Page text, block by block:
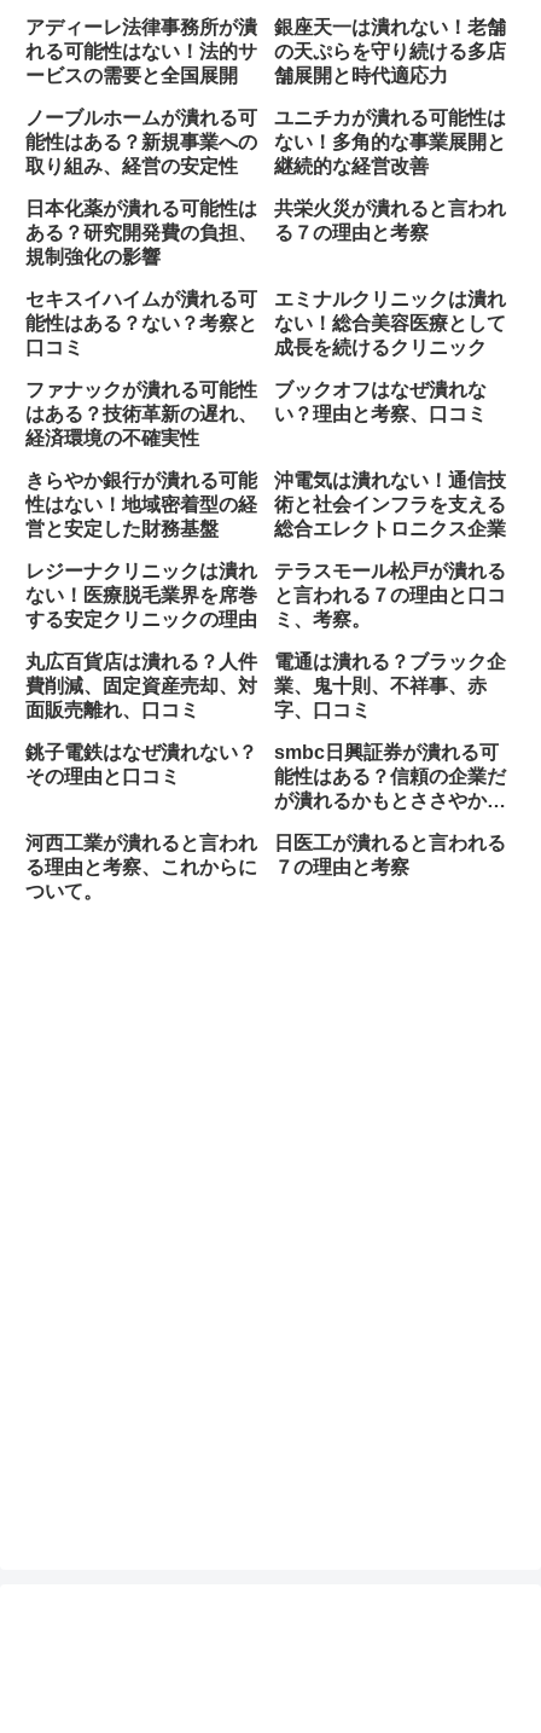
アディーレ法律事務所が潰
れる可能性はない！法的サ
ービスの需要と全国展開
銀座天一は潰れない！老舗
の天ぷらを守り続ける多店
舗展開と時代適応力
ノーブルホームが潰れる可
能性はある？新規事業への
取り組み、経営の安定性
ユニチカが潰れる可能性は
ない！多角的な事業展開と
継続的な経営改善
日本化薬が潰れる可能性は
ある？研究開発費の負担、
規制強化の影響
共栄火災が潰れると言われ
る７の理由と考察
セキスイハイムが潰れる可
能性はある？ない？考察と
口コミ
エミナルクリニックは潰れ
ない！総合美容医療として
成長を続けるクリニック
ファナックが潰れる可能性
はある？技術革新の遅れ、
経済環境の不確実性
ブックオフはなぜ潰れな
い？理由と考察、口コミ
きらやか銀行が潰れる可能
性はない！地域密着型の経
営と安定した財務基盤
沖電気は潰れない！通信技
術と社会インフラを支える
総合エレクトロニクス企業
レジーナクリニックは潰れ
ない！医療脱毛業界を席巻
する安定クリニックの理由
テラスモール松戸が潰れる
と言われる７の理由と口コ
ミ、考察。
丸広百貨店は潰れる？人件
費削減、固定資産売却、対
面販売離れ、口コミ
電通は潰れる？ブラック企
業、鬼十則、不祥事、赤
字、口コミ
銚子電鉄はなぜ潰れない？
その理由と口コミ
smbc日興証券が潰れる可
能性はある？信頼の企業だ
が潰れるかもとささやかれ
河西工業が潰れると言われ
る理由と考察、これからに
ついて。
日医工が潰れると言われる
７の理由と考察